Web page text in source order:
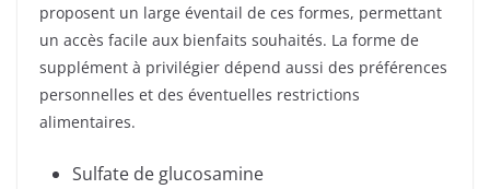
proposent un large éventail de ces formes, permettant
un accès facile aux bienfaits souhaités. La forme de
supplément à privilégier dépend aussi des préférences
personnelles et des éventuelles restrictions
alimentaires.
Sulfate de glucosamine